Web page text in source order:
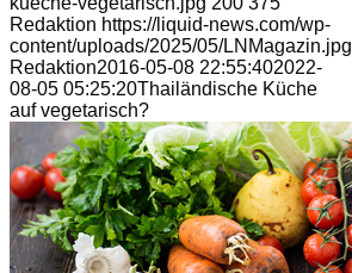
Redaktion https://liquid-news.com/wp-
content/uploads/2025/05/LNMagazin.jpg
Redaktion2016-05-08 22:55:402022-
08-05 05:25:20Thailändische Küche
auf vegetarisch?